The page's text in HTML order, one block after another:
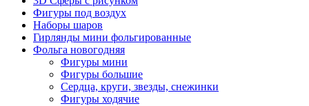
Фигуры под воздух
Наборы шаров
Гирлянды мини фольгированные
Фольга новогодняя
Фигуры мини
Фигуры большие
Сердца, круги, звезды, снежинки
Фигуры ходячие